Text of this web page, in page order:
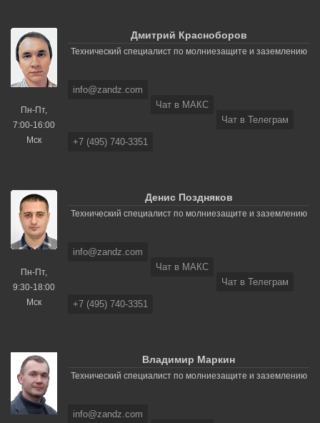
Пн-Пт,
7:00-16:00
Мск
Дмитрий Красноборов
Технический специалист по молниезащите и заземлению
info@zandz.com
Чат в МАКС
Чат в Телеграм
+7 (495) 740-3351
Пн-Пт,
9:30-18:00
Мск
Денис Поздняков
Технический специалист по молниезащите и заземлению
info@zandz.com
Чат в МАКС
Чат в Телеграм
+7 (495) 740-3351
Владимир Маркин
Технический специалист по молниезащите и заземлению
info@zandz.com